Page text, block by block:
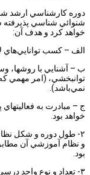
دوره كارشناسي ارشد
شنوائي شناسي پذيرفته
خواهد كرد و هدف آن:
الف – كسب توانايي‌هاي
ب – آشنايي با روشها،
توانبخشي، (امر مهمي
نمي‌باشد).
ج – مبادرت به
خواهد بود.
و نظام آموزشي آن
بود.
۳- تعداد و نوع واحد درسي: